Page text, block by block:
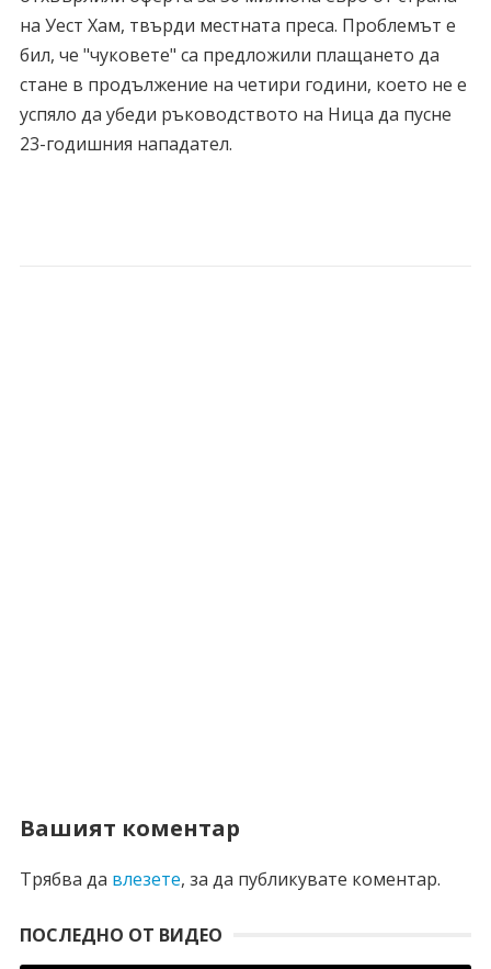
на Уест Хам, твърди местната преса. Проблемът е
бил, че "чуковете" са предложили плащането да
стане в продължение на четири години, което не е
успяло да убеди ръководството на Ница да пусне
23-годишния нападател.
Вашият коментар
Трябва да влезете, за да публикувате коментар.
ПОСЛЕДНО ОТ ВИДЕО